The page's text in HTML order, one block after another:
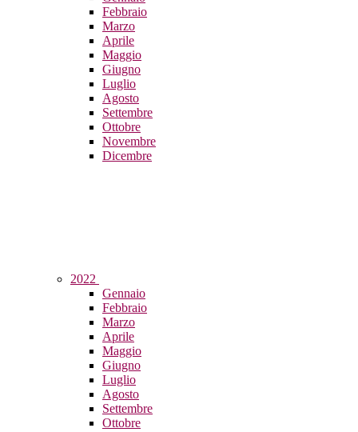
Febbraio
Marzo
Aprile
Maggio
Giugno
Luglio
Agosto
Settembre
Ottobre
Novembre
Dicembre
2022
Gennaio
Febbraio
Marzo
Aprile
Maggio
Giugno
Luglio
Agosto
Settembre
Ottobre